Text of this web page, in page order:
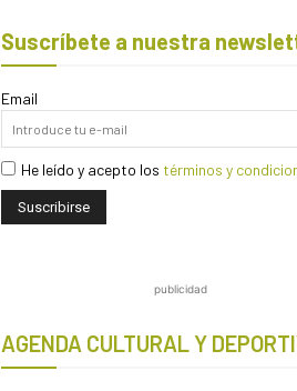
Suscríbete a nuestra
Email
He leído y acepto los términos y
publicidad
AGENDA CULTURAL Y